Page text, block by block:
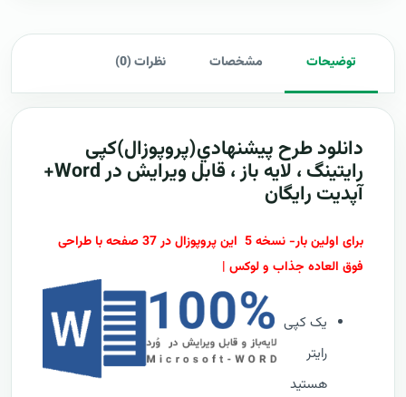
توضیحات مشخصات نظرات (0)
دانلود طرح پيشنهادي(پروپوزال)کپی
رایتینگ ، لایه باز ، قابل ویرایش در Word+
آپدیت رایگان
برای اولین بار- نسخه 5 این پروپوزال در 37 صفحه با طراحی
فوق العاده جذاب و لوکس |
یک کپی
رایتر
هستید